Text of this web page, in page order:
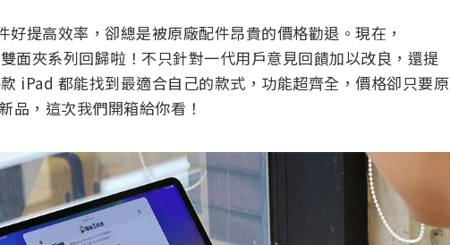
提高效率，卻總是被原廠配件昂貴的價格勸退。現在，
面夾系列回歸啦！不只針對一代用戶意見回饋加以改良，還提
iPad 都能找到最適合自己的款式，功能超齊全，價格卻只要原
品，這次我們開箱給你看！